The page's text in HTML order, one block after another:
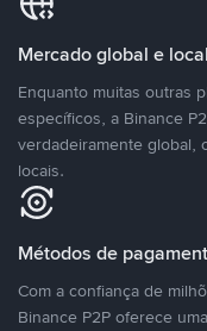
Mercado global e local
Enquanto muitas outras
específicos, a Binance
verdadeiramente global,
locais.
Métodos de
Com a confiança de
Binance P2P oferece